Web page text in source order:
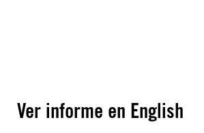
Ver informe en English